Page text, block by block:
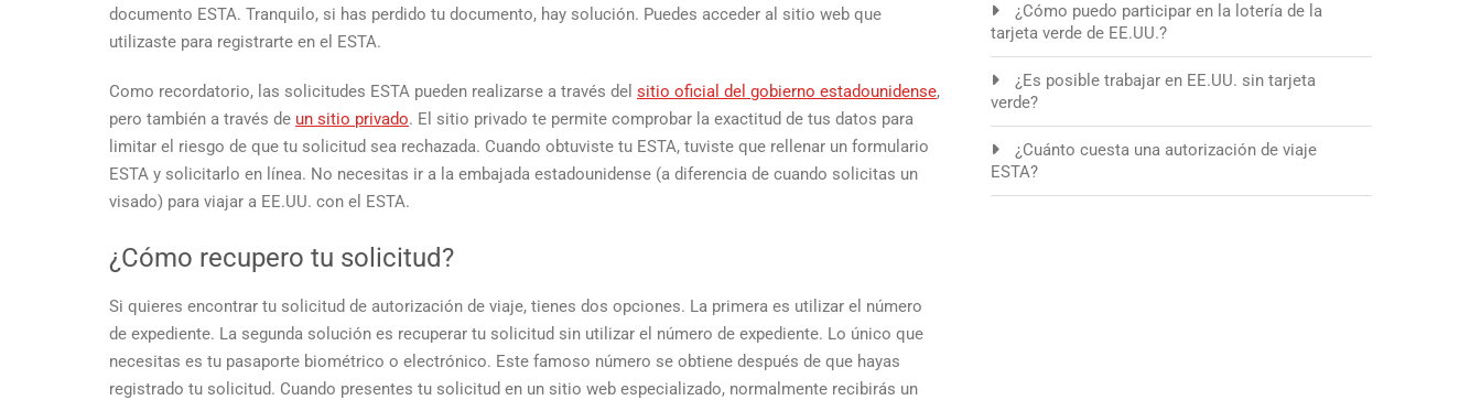
documento ESTA. Tranquilo, si has perdido tu documento, hay solución. Puedes acceder al sitio web que
utilizaste para registrarte en el ESTA.
Como recordatorio, las solicitudes ESTA pueden realizarse a través del sitio oficial del gobierno estadounidense,
pero también a través de un sitio privado. El sitio privado te permite comprobar la exactitud de tus datos para
limitar el riesgo de que tu solicitud sea rechazada. Cuando obtuviste tu ESTA, tuviste que rellenar un formulario
ESTA y solicitarlo en línea. No necesitas ir a la embajada estadounidense (a diferencia de cuando solicitas un
visado) para viajar a EE.UU. con el ESTA.
¿Cómo recupero tu solicitud?
Si quieres encontrar tu solicitud de autorización de viaje, tienes dos opciones. La primera es utilizar el número
de expediente. La segunda solución es recuperar tu solicitud sin utilizar el número de expediente. Lo único que
necesitas es tu pasaporte biométrico o electrónico. Este famoso número se obtiene después de que hayas
registrado tu solicitud. Cuando presentes tu solicitud en un sitio web especializado, normalmente recibirás un
¿Cómo puedo participar en la lotería de la
tarjeta verde de EE.UU.?
¿Es posible trabajar en EE.UU. sin tarjeta
verde?
¿Cuánto cuesta una autorización de viaje
ESTA?